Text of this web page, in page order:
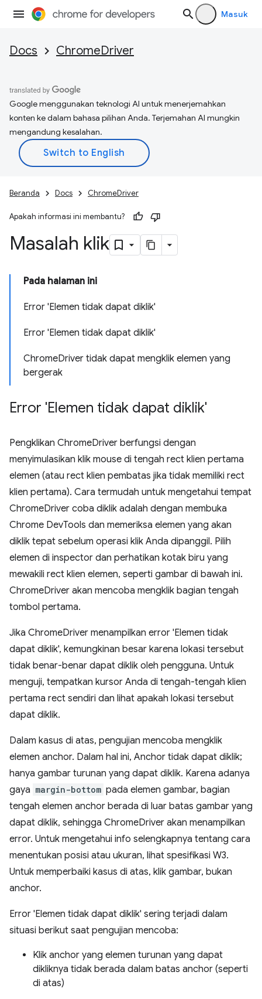
Masuk
Docs ChromeDriver
Google menggunakan teknologi AI untuk menerjemahkan
konten ke dalam bahasa pilihan Anda. Terjemahan AI mungkin
mengandung kesalahan.
Beranda Docs ChromeDriver
Apakah informasi ini membantu?
Masalah klik
Pada halaman ini
Error 'Elemen tidak dapat diklik'
Error 'Elemen tidak dapat diklik'
ChromeDriver tidak dapat mengklik elemen yang
bergerak
Error 'Elemen tidak dapat diklik'
Pengklikan ChromeDriver berfungsi dengan
menyimulasikan klik mouse di tengah rect klien pertama
elemen (atau rect klien pembatas jika tidak memiliki rect
klien pertama). Cara termudah untuk mengetahui tempat
ChromeDriver coba diklik adalah dengan membuka
Chrome DevTools dan memeriksa elemen yang akan
diklik tepat sebelum operasi klik Anda dipanggil. Pilih
elemen di inspector dan perhatikan kotak biru yang
mewakili rect klien elemen, seperti gambar di bawah ini.
ChromeDriver akan mencoba mengklik bagian tengah
tombol pertama.
Jika ChromeDriver menampilkan error 'Elemen tidak
dapat diklik', kemungkinan besar karena lokasi tersebut
tidak benar-benar dapat diklik oleh pengguna. Untuk
menguji, tempatkan kursor Anda di tengah-tengah klien
pertama rect sendiri dan lihat apakah lokasi tersebut
dapat diklik.
Dalam kasus di atas, pengujian mencoba mengklik
elemen anchor. Dalam hal ini, Anchor tidak dapat diklik;
hanya gambar turunan yang dapat diklik. Karena adanya
gaya margin-bottom pada elemen gambar, bagian
tengah elemen anchor berada di luar batas gambar yang
dapat diklik, sehingga ChromeDriver akan menampilkan
error. Untuk mengetahui info selengkapnya tentang cara
menentukan posisi atau ukuran, lihat spesifikasi W3.
Untuk memperbaiki kasus di atas, klik gambar, bukan
anchor.
Error 'Elemen tidak dapat diklik' sering terjadi dalam
situasi berikut saat pengujian mencoba:
Klik anchor yang elemen turunan yang dapat
dikliknya tidak berada dalam batas anchor (seperti
di atas)